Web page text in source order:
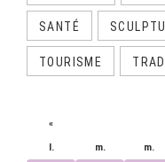
SANTÉ
TOURISME
«
l. m. m.